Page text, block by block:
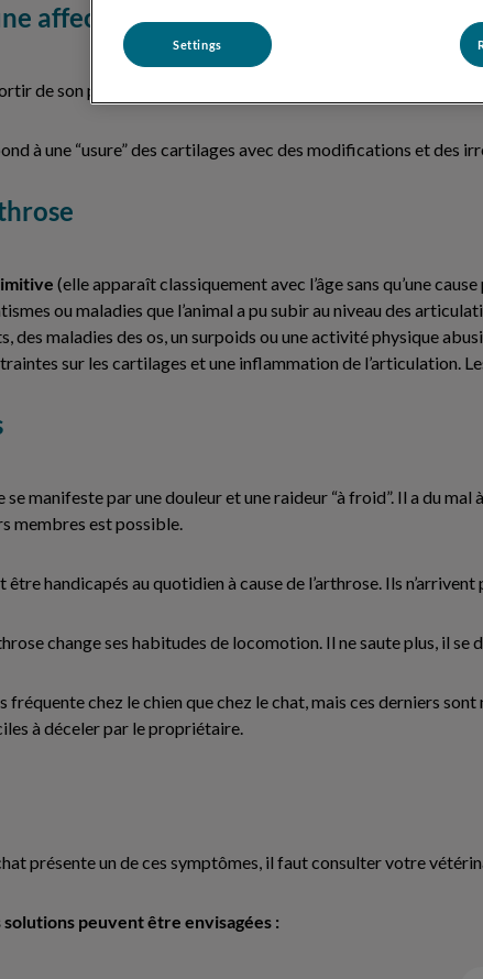
affection des articulations
de son panier le matin ? Votre matou ne peut plus sauter
à une “usure” des cartilages avec des modifications et des
(elle apparaît classiquement avec l’âge sans qu’une
ou maladies que l’animal a pu subir au niveau des
des maladies des os, un surpoids ou une activité physique
sur les cartilages et une inflammation de l’articulation.
se manifeste par une douleur et une raideur “à froid”. Il a du
membres est possible.
être handicapés au quotidien à cause de l’arthrose. Ils
change ses habitudes de locomotion. Il ne saute plus, il se
fréquente chez le chien que chez le chat, mais ces derniers
à déceler par le propriétaire.
présente un de ces symptômes, il faut consulter votre
solutions peuvent être envisagées :
Settings